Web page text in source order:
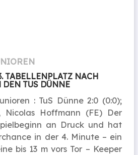
TABELLENPLATZ NACH
TUS DÜNNE
: TuS Dünne 2:0 (0:0);
Nicolas Hoffmann (FE) Der
an Druck und hat
in der 4. Minute – ein
bis 13 m vors Tor – Keeper